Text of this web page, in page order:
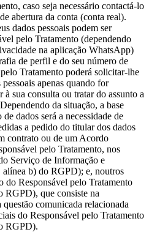
caso seja necessário contactá-lo
abertura da conta (conta real).
dados pessoais podem ser
pelo Tratamento (dependendo
na aplicação WhatsApp)
de perfil e do seu número de
Tratamento poderá solicitar-lhe
apenas quando for
à sua consulta ou tratar do assunto a
da situação, a base
dados será a necessidade de
a pedido do titular dos dados
contrato ou de um Acordo
pelo Tratamento, nos
Serviço de Informação e
alínea b) do RGPD); e, noutros
do Responsável pelo Tratamento
RGPD), que consiste na
questão comunicada relacionada
do Responsável pelo Tratamento
RGPD).